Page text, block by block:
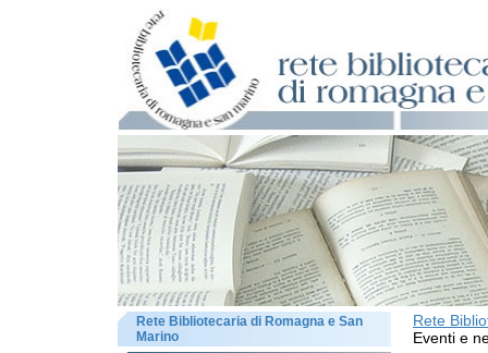
Rete
Eventi e
Rete Bibliotecaria di Romagna e San
Marino